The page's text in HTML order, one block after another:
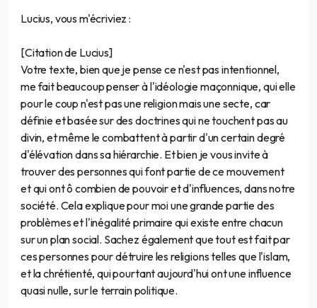
Lucius, vous m'écriviez :
[Citation de Lucius]
Votre texte, bien que je pense ce n'est pas intentionnel,
me fait beaucoup penser à l'idéologie maçonnique, qui elle
pour le coup n'est pas une religion mais une secte, car
définie et basée sur des doctrines qui ne touchent pas au
divin, et même le combattent à partir d'un certain degré
d'élévation dans sa hiérarchie. Et bien je vous invite à
trouver des personnes qui font partie de ce mouvement
et qui ont ô combien de pouvoir et d'influences, dans notre
société. Cela explique pour moi une grande partie des
problèmes et l'inégalité primaire qui existe entre chacun
sur un plan social. Sachez également que tout est fait par
ces personnes pour détruire les religions telles que l'islam,
et la chrétienté, qui pourtant aujourd'hui ont une influence
quasi nulle, sur le terrain politique.